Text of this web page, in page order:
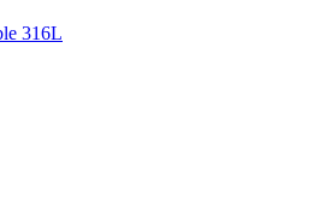
316L